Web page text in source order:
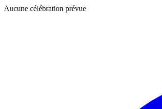
Aucune célébration prévue